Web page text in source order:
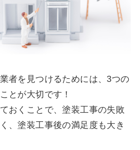
者を見つけるためには、3つの
とが大切です！
おくことで、塗装工事の失敗
、塗装工事後の満足度も大き